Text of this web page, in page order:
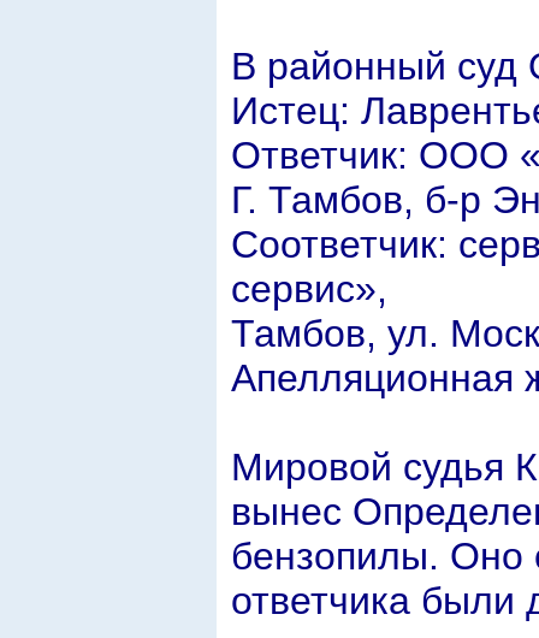
В районный суд
Истец:
Ответчик: ООО
Г. Тамбов, б-р
Соответчик:
сервис»,
Тамбов, ул.
Апелляционная
Мировой судья
вынес
бензопилы. Оно
ответчика были